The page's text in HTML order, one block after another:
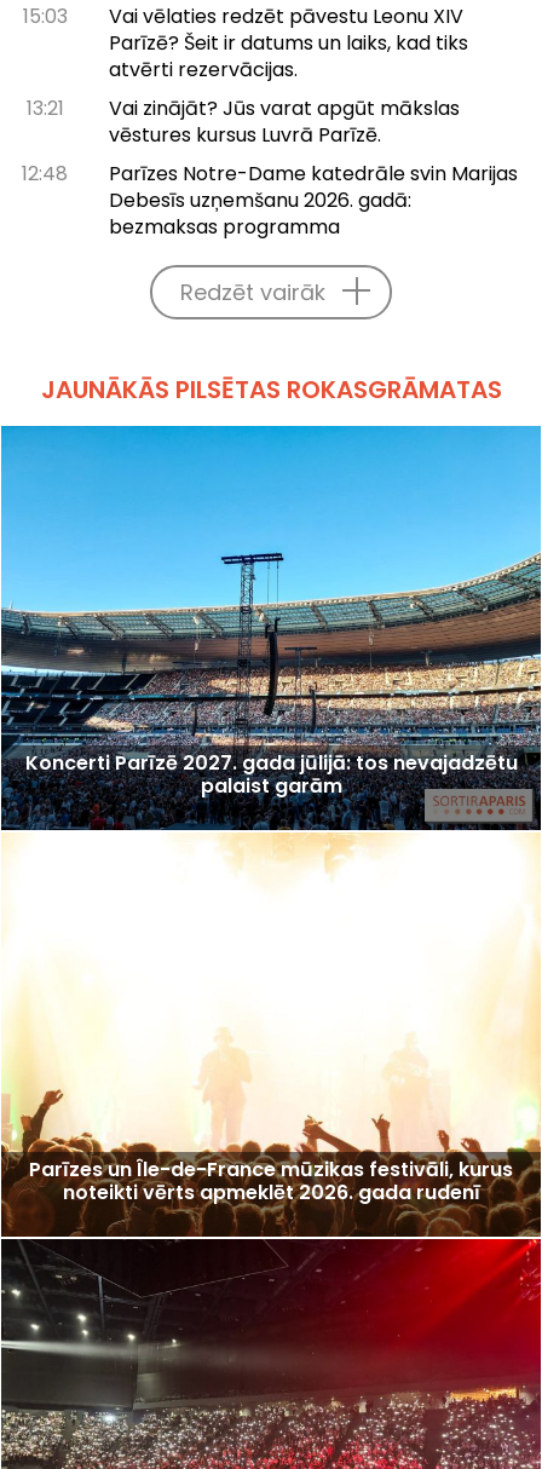
15:03
Vai vēlaties redzēt pāvestu Leonu XIV
Parīzē? Šeit ir datums un laiks, kad tiks
atvērti rezervācijas.
13:21
Vai zinājāt? Jūs varat apgūt mākslas
vēstures kursus Luvrā Parīzē.
12:48
Parīzes Notre-Dame katedrāle svin Marijas
Debesīs uzņemšanu 2026. gadā:
bezmaksas programma
Redzēt vairāk
JAUNĀKĀS PILSĒTAS ROKASGRĀMATAS
Koncerti Parīzē 2027. gada jūlijā: tos nevajadzētu
palaist garām
Parīzes un Île-de-France mūzikas festivāli, kurus
noteikti vērts apmeklēt 2026. gada rudenī